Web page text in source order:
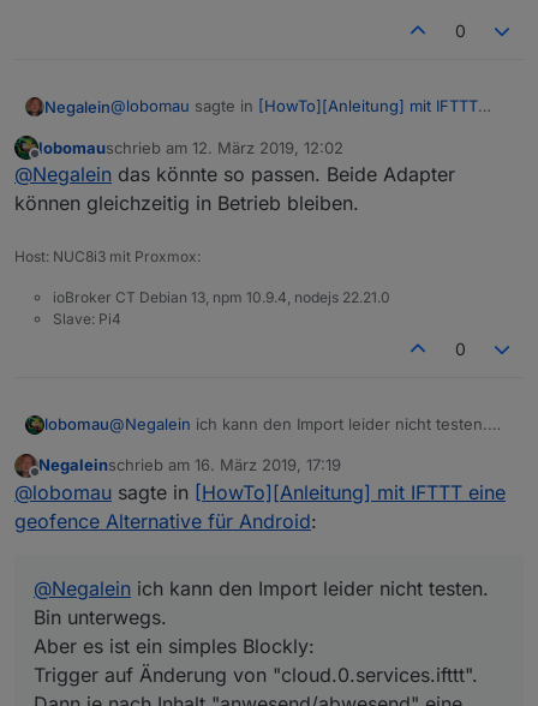
0
Negalein@lobomau sagte in [HowTo][Anleitung] mit IFTTT
@Negaleingenau. Und einmal testweise alles
lassen nur das "net" gegen "pro" tauschen in
der Adresse. Hast doch pro, wenn ich es richtig
Siehe:
Hallo
Iot hab ich eingerichtet.
Als URL hab ich im Applet bei IFTTT jetzt
https://service.iobroker.in/v1/iotService?
key=@pro_christian@xxxxxxxx.at_xxxxxxxxxxxxxxxxx
nur den IOT aktiv lassen?
Offline
lobomauschrieb am 12. März 2019, 12:02
zuletzt editiert von
@Negalein das könnte so passen. Beide Adapter
können gleichzeitig in Betrieb bleiben.
Host: NUC8i3 mit Proxmox:
ioBroker CT Debian 13, npm 10.9.4, nodejs 22.21.0
Slave: Pi4
0
lobomau@Negalein ich kann den Import leider nicht testen.
Aber es ist ein simples Blockly:
Trigger auf Änderung von "cloud.0.services.ifttt".
Dann je nach Inhalt "anwesend/abwesend" eine
Offline
Negaleinschrieb am 16. März 2019, 17:19
zuletzt editiert von
@lobomau sagte in [HowTo][Anleitung] mit IFTTT eine
geofence Alternative für Android:
@Negalein ich kann den Import leider nicht testen.
Bin unterwegs.
Aber es ist ein simples Blockly:
Trigger auf Änderung von "cloud.0.services.ifttt".